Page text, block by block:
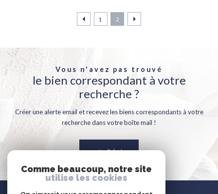
1 2
Vous n'avez pas trouvé
le bien correspondant à votre
recherche ?
Créer une alerte email et recevez les biens correspondants à votre
recherche dans votre boîte mail !
créer l'alerte
Comme beaucoup, notre site
utilise les cookies